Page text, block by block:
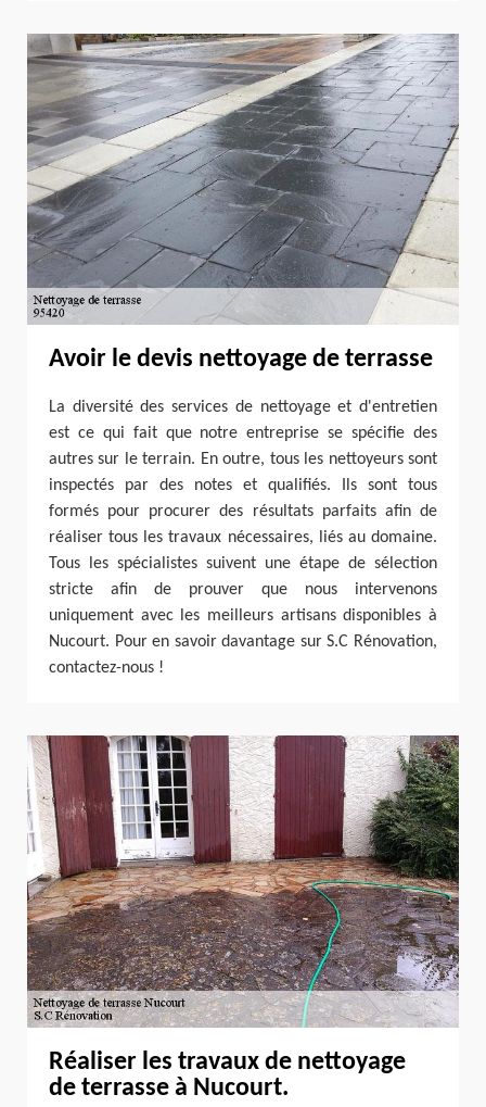
Avoir le devis nettoyage de terrasse
La diversité des services de nettoyage et d'entretien
est ce qui fait que notre entreprise se spécifie des
autres sur le terrain. En outre, tous les nettoyeurs sont
inspectés par des notes et qualifiés. Ils sont tous
formés pour procurer des résultats parfaits afin de
réaliser tous les travaux nécessaires, liés au domaine.
Tous les spécialistes suivent une étape de sélection
stricte afin de prouver que nous intervenons
uniquement avec les meilleurs artisans disponibles à
Nucourt. Pour en savoir davantage sur S.C Rénovation,
contactez-nous !
Réaliser les travaux de nettoyage
de terrasse à Nucourt.